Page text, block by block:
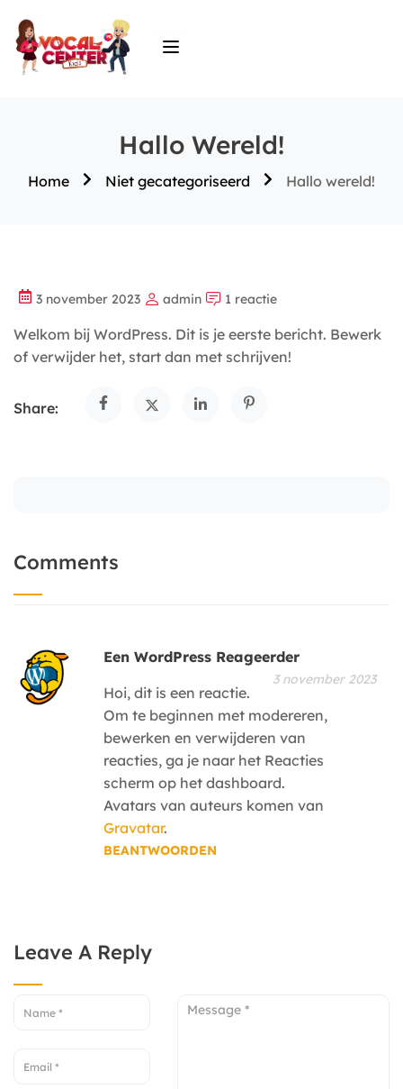
Hallo Wereld!
Home Niet gecategoriseerd Hallo wereld!
3 november 2023 admin 1 reactie
Welkom bij WordPress. Dit is je eerste bericht. Bewerk
of verwijder het, start dan met schrijven!
Share:
Comments
Een WordPress Reageerder
3 november 2023
Hoi, dit is een reactie.
Om te beginnen met modereren,
bewerken en verwijderen van
reacties, ga je naar het Reacties
scherm op het dashboard.
Avatars van auteurs komen van
Gravatar.
BEANTWOORDEN
Leave A Reply